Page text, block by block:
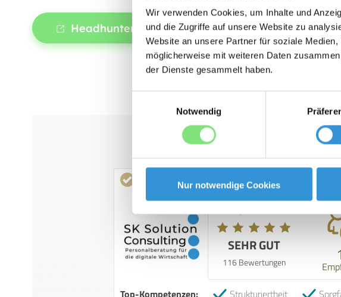
Wir verwenden Cookies, um Inhalte und
und die Zugriffe auf unsere Website zu
Website an unsere Partner für soziale
möglicherweise mit weiteren Daten
der Dienste gesammelt haben.
Notwendig
Nur notwendige Cookies
Headhunter Digital anfragen
Kundenbewertungen
SEHR GUT
116 Bewertungen
Top-Kompetenzen: Strukturiertheit